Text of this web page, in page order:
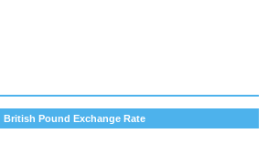
British Pound Exchange Rate